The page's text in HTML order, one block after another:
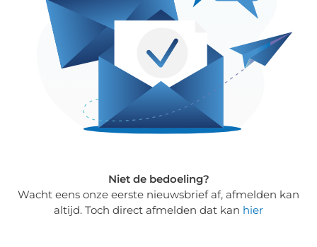
Niet de bedoeling?
Wacht eens onze eerste nieuwsbrief af, afmelden kan
altijd. Toch direct afmelden dat kan hier